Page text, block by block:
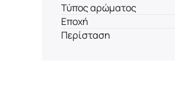
Τύπος αρώματος
Εποχή
Περίσταση